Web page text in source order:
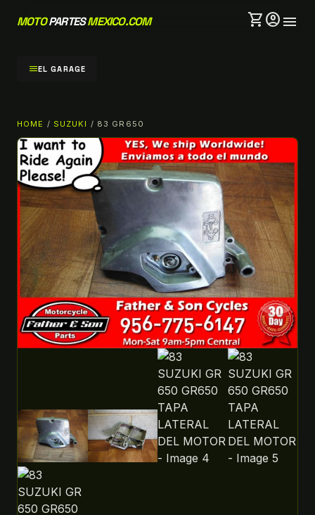
MOTOPARTESMEXICO.COM shopping_cartaccount_circlemenu
menuEL GARAGE
HOME / SUZUKI / 83 GR650